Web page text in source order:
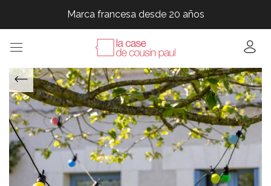
Marca francesa desde 20 años
Marca francesa desde 20 años
Marca francesa desde 20 años